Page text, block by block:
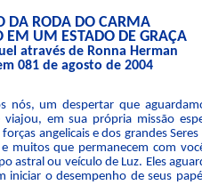
DA RODA DO CARMA
EM UM ESTADO DE GRAÇA
através de Ronna Herman
081 de agosto de 2004
nós, um despertar que
em sua própria missão
angelicais e dos grandes
muitos que permanecem com
astral ou veículo de Luz. Eles
o desempenho de seus